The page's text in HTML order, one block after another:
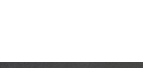
tiếng cười,...